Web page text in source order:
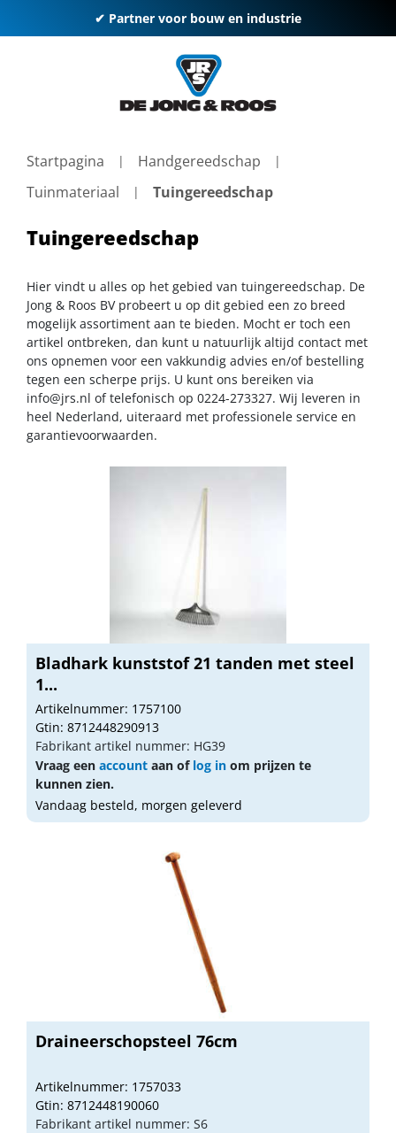
✔ Partner voor bouw en industrie
Startpagina
Handgereedschap
Tuinmateriaal
Tuingereedschap
Tuingereedschap
Hier vindt u alles op het gebied van tuingereedschap. De
Jong & Roos BV probeert u op dit gebied een zo breed
mogelijk assortiment aan te bieden. Mocht er toch een
artikel ontbreken, dan kunt u natuurlijk altijd contact met
ons opnemen voor een vakkundig advies en/of bestelling
tegen een scherpe prijs. U kunt ons bereiken via
info@jrs.nl of telefonisch op 0224-273327. Wij leveren in
heel Nederland, uiteraard met professionele service en
garantievoorwaarden.
Bladhark kunststof 21 tanden met steel
1...
Artikelnummer: 1757100
Gtin: 8712448290913
Fabrikant artikel nummer: HG39
Vraag een account aan of log in om prijzen te
kunnen zien.
Vandaag besteld, morgen geleverd
Draineerschopsteel 76cm
Artikelnummer: 1757033
Gtin: 8712448190060
Fabrikant artikel nummer: S6